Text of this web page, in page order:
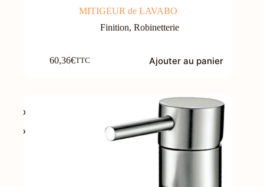
MITIGEUR de LAVABO
Finition,Robinetterie
60,36€TTC Ajouter au panier